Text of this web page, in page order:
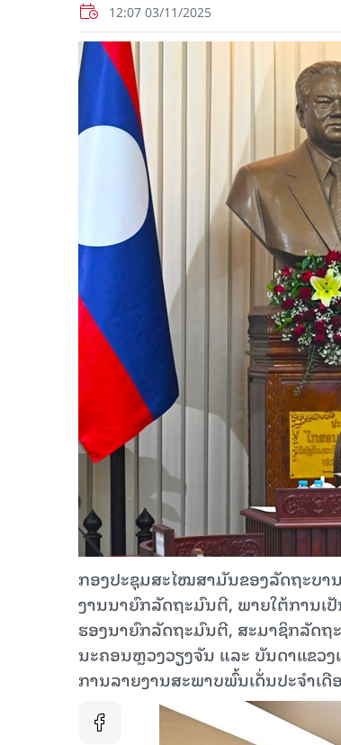
12:07 03/11/2025
ກອງປະຊຸມສະໄໝສາມັນຂອງລັດຖະບາ
ງານນາຍົກລັດຖະມົນຕີ, ພາຍໃຕ້ການ
ຮອງນາຍົກລັດຖະມົນຕີ, ສະມາຊິກລັດຖ
ນະຄອນຫຼວງວຽງຈັນ ແລະ ບັນດາແຂວ
ການລາຍງານສະພາບພົ້ນເດັ່ນປະຈຳເ